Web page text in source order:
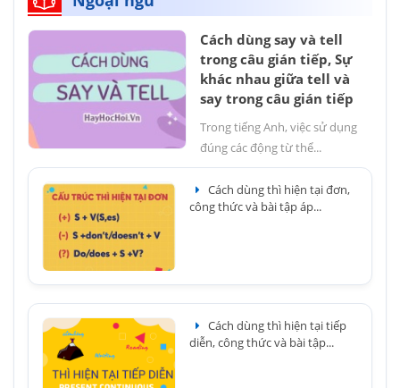
Cách dùng say và tell
trong câu gián tiếp, Sự
khác nhau giữa tell và
say trong câu gián tiếp
Trong tiếng Anh, việc sử dụng
đúng các động từ thể...
Cách dùng thì hiện tại đơn,
công thức và bài tập áp...
Cách dùng thì hiện tại tiếp
diễn, công thức và bài tập...